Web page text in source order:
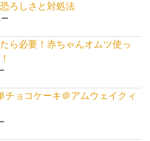
ろしさと対処法
ら必要！赤ちゃんオムツ使っ
チョコケーキ＠アムウェイクィ